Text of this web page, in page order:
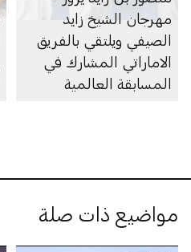
مهرجان الشيخ زايد
الصيفي ويلتقي بالفريق
الاماراتي المشارك في
المسابقة العالمية
مواضيع ذات صلة